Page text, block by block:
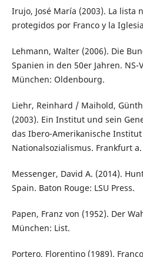
Irujo, José María (2003). La lista
protegidos por Franco y la
Lehmann, Walter (2006). Die
Spanien in den 50er Jahren.
München: Oldenbourg.
Liehr, Reinhard / Maihold,
(2003). Ein Institut und sein
das Ibero-Amerikanische
Nationalsozialismus. Frankfurt
Messenger, David A. (2014).
Spain. Baton Rouge: LSU Press.
Papen, Franz von (1952). Der
München: List.
Portero, Florentino (1989).